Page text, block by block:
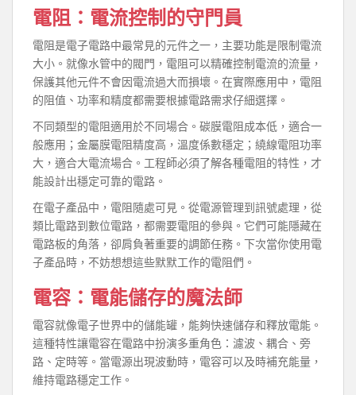
電阻：電流控制的守門員
電阻是電子電路中最常見的元件之一，主要功能是限制電流
大小。就像水管中的閥門，電阻可以精確控制電流的流量，
保護其他元件不會因電流過大而損壞。在實際應用中，電阻
的阻值、功率和精度都需要根據電路需求仔細選擇。
不同類型的電阻適用於不同場合。碳膜電阻成本低，適合一
般應用；金屬膜電阻精度高，溫度係數穩定；繞線電阻功率
大，適合大電流場合。工程師必須了解各種電阻的特性，才
能設計出穩定可靠的電路。
在電子產品中，電阻隨處可見。從電源管理到訊號處理，從
類比電路到數位電路，都需要電阻的參與。它們可能隱藏在
電路板的角落，卻肩負著重要的調節任務。下次當你使用電
子產品時，不妨想想這些默默工作的電阻們。
電容：電能儲存的魔法師
電容就像電子世界中的儲能罐，能夠快速儲存和釋放電能。
這種特性讓電容在電路中扮演多重角色：濾波、耦合、旁
路、定時等。當電源出現波動時，電容可以及時補充能量，
維持電路穩定工作。